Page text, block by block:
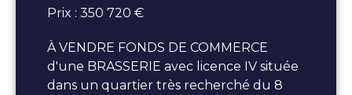
Prix : 350 720 €
À VENDRE FONDS DE COMMERCE
d'une BRASSERIE avec licence IV située
dans un quartier très recherché du 8